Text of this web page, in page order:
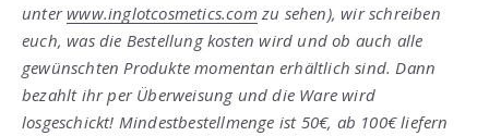
unterwww.inglotcosmetics.comzu sehen), wir schreiben
euch, was die Bestellung kosten wird und ob auch alle
gewünschten Produkte momentan erhältlich sind. Dann
bezahlt ihr per Überweisung und die Ware wird
losgeschickt! Mindestbestellmenge ist 50€, ab 100€ liefern